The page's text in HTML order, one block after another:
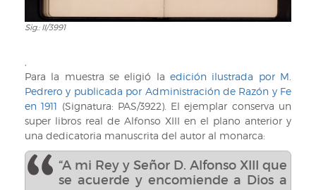
Sig.:
Sig.: II/3991
Para la muestra se eligió la edición ilustrada por M.
Pedrero y publicada por Administración de Razón y Fe
en 1911 (Signatura: PAS/3922). El ejemplar conserva un
super libros real de Alfonso XIII en el plano anterior y
una dedicatoria manuscrita del autor al monarca:
“A mi Rey y Señor D. Alfonso XIII que
se acuerde y encomiende a Dios a